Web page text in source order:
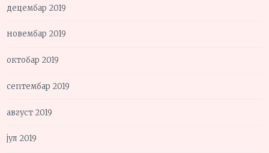
децембар 2019
новембар 2019
октобар 2019
септембар 2019
август 2019
јул 2019